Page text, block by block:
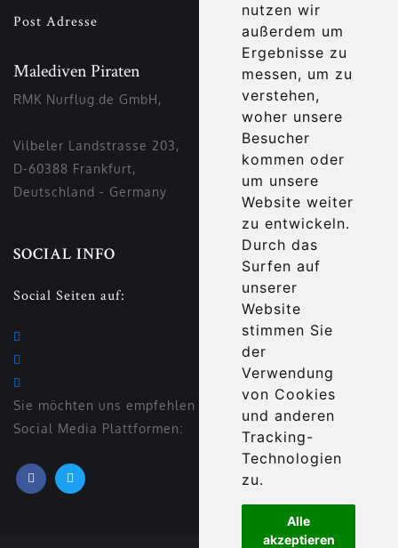
nutzen wir
außerdem um
Ergebnisse zu
messen, um zu
verstehen,
woher unsere
Besucher
kommen oder
um unsere
Website weiter
zu entwickeln.
Durch das
Surfen auf
unserer
Website
stimmen Sie
der
Verwendung
von Cookies
und anderen
Tracking-
Technologien
zu.
Alle
akzeptieren
Post Adresse
Malediven Piraten
RMK Nurflug.de GmbH,
Vilbeler Landstrasse 203,
D-60388 Frankfurt,
Deutschland - Germany
SOCIAL INFO
Social Seiten auf:
Sie möchten uns empfehlen auf den verschiedenen
Social Media Plattformen: